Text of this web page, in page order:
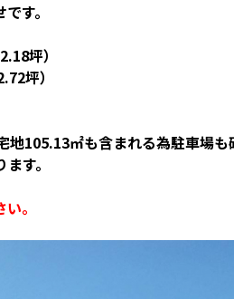
す。
坪）
坪）
105.13㎡も含まれる為駐車場も
す。
。